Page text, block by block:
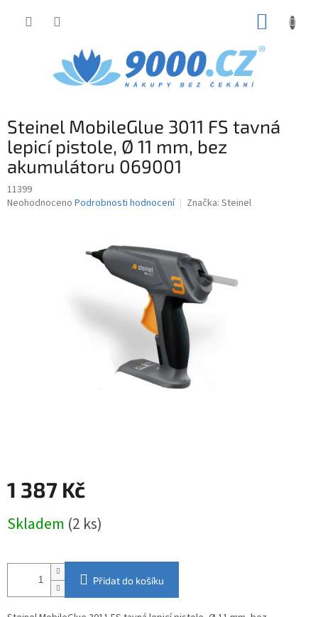
Steinel MobileGlue 3011 FS tavná
lepicí pistole, Ø 11 mm, bez
akumulátoru 069001
11399
Průměrné
Neohodnoceno Podrobnosti hodnocení Značka: Steinel
1 387 Kč
cena:
Skladem (2 ks)
Přidat do košíku